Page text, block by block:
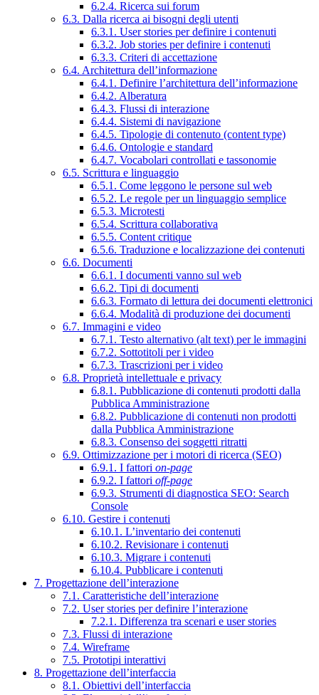
6.2.4. Ricerca sui forum
6.3. Dalla ricerca ai bisogni degli utenti
6.3.1. User stories per definire i contenuti
6.3.2. Job stories per definire i contenuti
6.3.3. Criteri di accettazione
6.4. Architettura dell’informazione
6.4.1. Definire l’architettura dell’informazione
6.4.2. Alberatura
6.4.3. Flussi di interazione
6.4.4. Sistemi di navigazione
6.4.5. Tipologie di contenuto (content type)
6.4.6. Ontologie e standard
6.4.7. Vocabolari controllati e tassonomie
6.5. Scrittura e linguaggio
6.5.1. Come leggono le persone sul web
6.5.2. Le regole per un linguaggio semplice
6.5.3. Microtesti
6.5.4. Scrittura collaborativa
6.5.5. Content critique
6.5.6. Traduzione e localizzazione dei contenuti
6.6. Documenti
6.6.1. I documenti vanno sul web
6.6.2. Tipi di documenti
6.6.3. Formato di lettura dei documenti elettronici
6.6.4. Modalità di produzione dei documenti
6.7. Immagini e video
6.7.1. Testo alternativo (alt text) per le immagini
6.7.2. Sottotitoli per i video
6.7.3. Trascrizioni per i video
6.8. Proprietà intellettuale e privacy
6.8.1. Pubblicazione di contenuti prodotti dalla
Pubblica Amministrazione
6.8.2. Pubblicazione di contenuti non prodotti
dalla Pubblica Amministrazione
6.8.3. Consenso dei soggetti ritratti
6.9. Ottimizzazione per i motori di ricerca (SEO)
6.9.1. I fattori on-page
6.9.2. I fattori off-page
6.9.3. Strumenti di diagnostica SEO: Search
Console
6.10. Gestire i contenuti
6.10.1. L’inventario dei contenuti
6.10.2. Revisionare i contenuti
6.10.3. Migrare i contenuti
6.10.4. Pubblicare i contenuti
7. Progettazione dell’interazione
7.1. Caratteristiche dell’interazione
7.2. User stories per definire l’interazione
7.2.1. Differenza tra scenari e user stories
7.3. Flussi di interazione
7.4. Wireframe
7.5. Prototipi interattivi
8. Progettazione dell’interfaccia
8.1. Obiettivi dell’interfaccia